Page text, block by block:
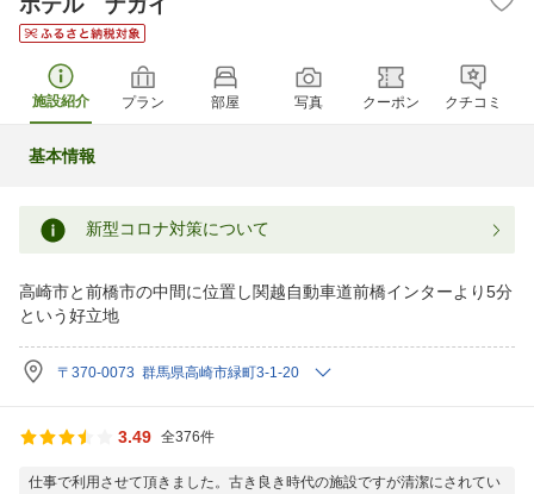
ホテル ナガイ
施設紹介 プラン 部屋 写真 クーポン クチコミ
基本情報
新型コロナ対策について
高崎市と前橋市の中間に位置し関越自動車道前橋インターより5分
という好立地
〒370-0073 群馬県高崎市緑町3-1-20
3.49 全376件
仕事で利用させて頂きました。古き良き時代の施設ですが清潔にされてい